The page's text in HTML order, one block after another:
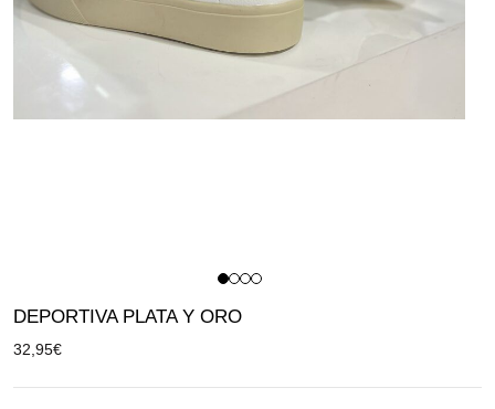
DEPORTIVA PLATA Y ORO
32,95€